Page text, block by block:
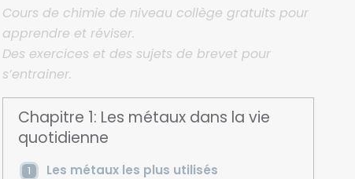
Cours de chimie de niveau collège gratuits pour
apprendre et réviser.
Des exercices et des sujets de brevet pour
s’entrainer.
Chapitre 1: Les métaux dans la vie
quotidienne
Les métaux les plus utilisés